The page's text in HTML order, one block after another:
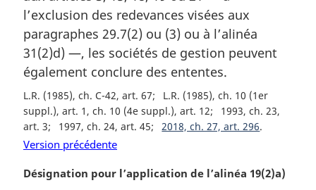
g
i
n
a
e
:
l’exclusion des redevances visées aux
paragraphes 29.7(2) ou (3) ou à l’alinéa
31(2)d) —, les sociétés de gestion peuvent
également conclure des ententes.
L.R. (1985), ch. C-42, art. 67
L.R. (1985), ch. 10 (1er
suppl.), art. 1, ch. 10 (4e suppl.), art. 12
1993, ch. 23,
art. 3
1997, ch. 24, art. 45 2018, ch. 27, art. 296
Version précédente
N
Désignation pour l’application de l’alinéa 19(2)a)